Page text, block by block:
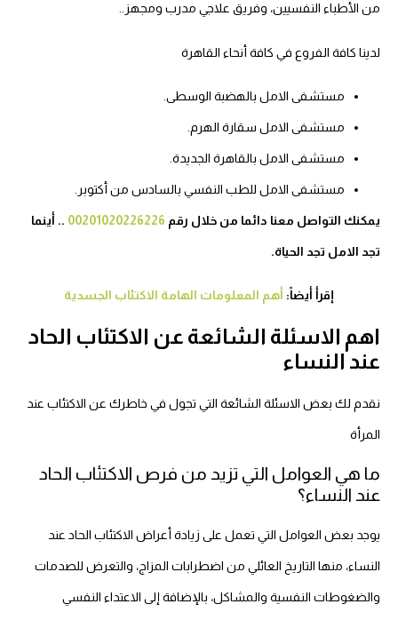
من الأطباء النفسيين، وفريق علاجي مدرب ومجهز..
لدينا كافة الفروع في كافة أنحاء القاهرة
مستشفى الامل بالهضبة الوسطى.
مستشفى الامل سقارة الهرم.
مستشفى الامل بالقاهرة الجديدة.
مستشفى الامل للطب النفسي بالسادس من أكتوبر.
يمكنك التواصل معنا دائما من خلال رقم 00201020226226 .. أينما
تجد الامل تجد الحياة.
إقرأ أيضاً: أهم المعلومات الهامة الاكتئاب الجسدية
اهم الاسئلة الشائعة عن الاكتئاب الحاد
عند النساء
نقدم لك بعض الاسئلة الشائعة التي تجول في خاطرك عن الاكتئاب عند
المرأة
ما هي العوامل التي تزيد من فرص الاكتئاب الحاد
عند النساء؟
يوجد بعض العوامل التي تعمل على زيادة أعراض الاكتئاب الحاد عند
النساء، منها التاريخ العائلي من اضطرابات المزاج، والتعرض للصدمات
والضغوطات النفسية والمشاكل، بالإضافة إلى الاعتداء النفسي